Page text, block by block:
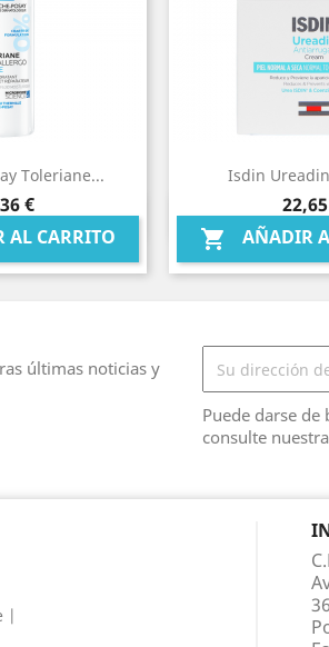
Toleriane...
€
AL CARRITO
rápida
Isdin
 AÑADIR
Vista
últimas noticias y
Puede darse
consulte
|